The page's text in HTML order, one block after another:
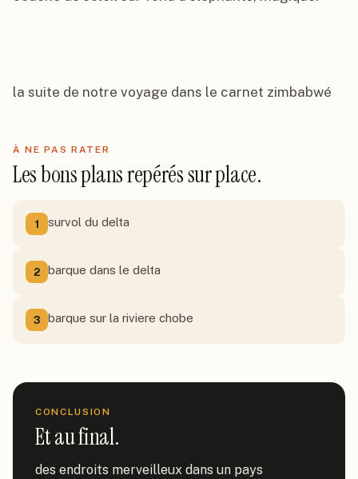
la suite de notre voyage dans le carnet zimbabwé
À NE PAS RATER
Les bons plans repérés sur place.
1 survol du delta
2 barque dans le delta
3 barque sur la riviere chobe
CONCLUSION
Et au final.
des endroits merveilleux dans un pays